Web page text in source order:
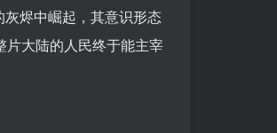
烬中崛起，其意识形态
片大陆的人民终于能主宰